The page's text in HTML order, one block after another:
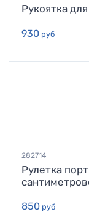
Рукоятка
930 руб
282714
Рулетка
850 руб